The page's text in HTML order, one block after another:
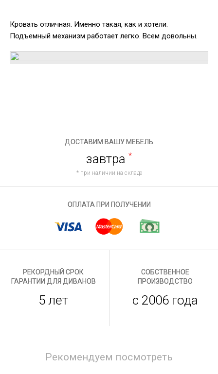
Кровать отличная. Именно такая, как и хотели.
Подъемный механизм работает легко. Всем довольны.
ДОСТАВИМ ВАШУ МЕБЕЛЬ
завтра *
* при наличии на складе
ОПЛАТА ПРИ ПОЛУЧЕНИИ
РЕКОРДНЫЙ СРОК
ГАРАНТИИ ДЛЯ ДИВАНОВ
5 лет
СОБСТВЕННОЕ
ПРОИЗВОДСТВО
с 2006 года
Рекомендуем посмотреть